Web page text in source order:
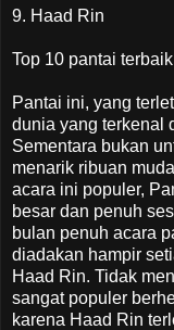
9. Haad Rin
Top 10 pantai
Pantai ini, yang
dunia yang terkenal
Sementara bukan
menarik ribuan
acara ini populer,
besar dan penuh
bulan penuh acara
diadakan hampir
Haad Rin. Tidak
sangat populer
karena Haad Rin